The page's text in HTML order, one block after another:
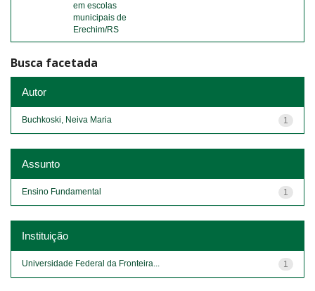
em escolas
municipais de
Erechim/RS
Busca facetada
Autor
1
Buchkoski, Neiva Maria
Assunto
1
Ensino Fundamental
Instituição
1
Universidade Federal da Fronteira...